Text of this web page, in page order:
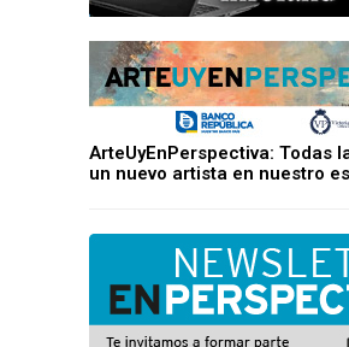
ArteUyEnPerspectiva: Todas
un nuevo artista en nuestro